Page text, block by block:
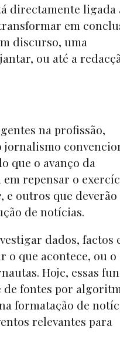
directamente ligada
em
discurso, uma
ou até a
na profissão,
jornalismo
que o avanço da
repensar o
, e outros que deverão
de notícias.
dados, factos
o que acontece, ou o
Hoje, essas
de fontes por
formatação de
relevantes para